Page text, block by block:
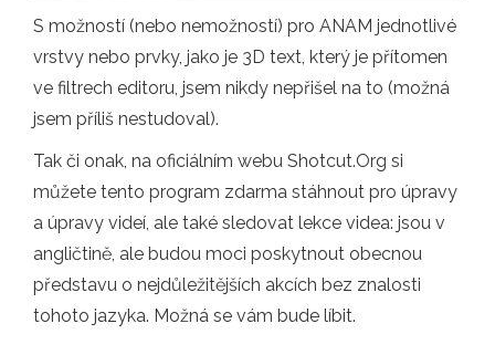
S možností (nebo nemožností) pro ANAM jednotlivé
vrstvy nebo prvky, jako je 3D text, který je přítomen
ve filtrech editoru, jsem nikdy nepřišel na to (možná
jsem příliš nestudoval).
Tak či onak, na oficiálním webu Shotcut.Org si
můžete tento program zdarma stáhnout pro úpravy
a úpravy videí, ale také sledovat lekce videa: jsou v
angličtině, ale budou moci poskytnout obecnou
představu o nejdůležitějších akcích bez znalosti
tohoto jazyka. Možná se vám bude líbit.